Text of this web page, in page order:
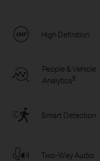
High Definition
People & Vehicle
Analytics§
Smart Detection
Two-Way Audio